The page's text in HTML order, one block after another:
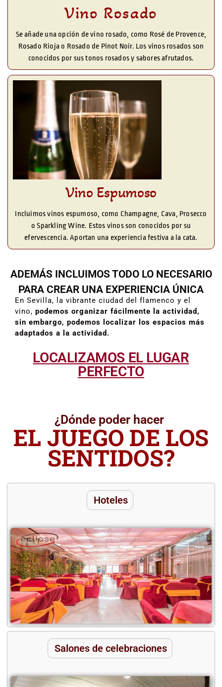
Vino Rosado
Se añade una opción de vino rosado, como Rosé de Provence,
Rosado Rioja o Rosado de Pinot Noir. Los vinos rosados son
conocidos por sus tonos rosados y sabores afrutados.
Vino Espumoso
Incluimos vinos espumoso, como Champagne, Cava, Prosecco
o Sparkling Wine. Estos vinos son conocidos por su
efervescencia. Aportan una experiencia festiva a la cata.
ADEMÁS INCLUIMOS TODO LO NECESARIO
PARA CREAR UNA EXPERIENCIA ÚNICA
En Sevilla, la vibrante ciudad del flamenco y el
vino, podemos organizar fácilmente la actividad,
sin embargo, podemos localizar los espacios más
adaptados a la actividad.
LOCALIZAMOS EL LUGAR
PERFECTO
¿Dónde poder hacer
EL JUEGO DE LOS
SENTIDOS?
Hoteles
Salones de celebraciones